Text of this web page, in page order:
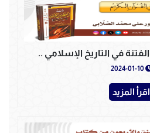
2024-01-10
اقرأ المزيد